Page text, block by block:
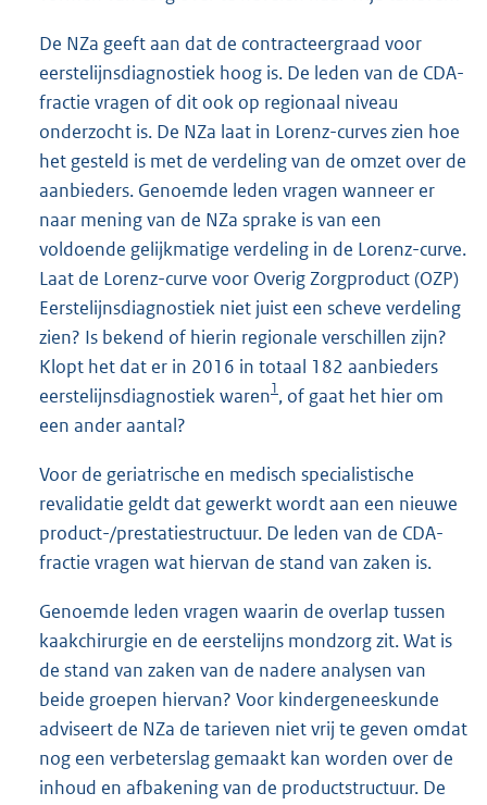
De NZa geeft aan dat de contracteergraad voor
eerstelijnsdiagnostiek hoog is. De leden van de CDA-
fractie vragen of dit ook op regionaal niveau
onderzocht is. De NZa laat in Lorenz-curves zien hoe
het gesteld is met de verdeling van de omzet over de
aanbieders. Genoemde leden vragen wanneer er
naar mening van de NZa sprake is van een
voldoende gelijkmatige verdeling in de Lorenz-curve.
Laat de Lorenz-curve voor Overig Zorgproduct (OZP)
Eerstelijnsdiagnostiek niet juist een scheve verdeling
zien? Is bekend of hierin regionale verschillen zijn?
Klopt het dat er in 2016 in totaal 182 aanbieders
eerstelijnsdiagnostiek waren1, of gaat het hier om
een ander aantal?
Voor de geriatrische en medisch specialistische
revalidatie geldt dat gewerkt wordt aan een nieuwe
product-/prestatiestructuur. De leden van de CDA-
fractie vragen wat hiervan de stand van zaken is.
Genoemde leden vragen waarin de overlap tussen
kaakchirurgie en de eerstelijns mondzorg zit. Wat is
de stand van zaken van de nadere analysen van
beide groepen hiervan? Voor kindergeneeskunde
adviseert de NZa de tarieven niet vrij te geven omdat
nog een verbeterslag gemaakt kan worden over de
inhoud en afbakening van de productstructuur. De